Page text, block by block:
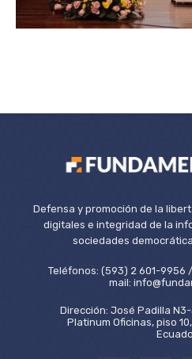
Defensa y promoción de la
digitales e integridad de la
sociedades
Teléfonos: (593) 2 601-
mail:
Dirección: José Padilla
Platinum Oficinas, piso